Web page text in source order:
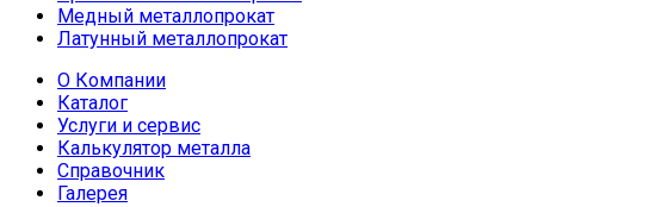
Медный металлопрокат
Латунный металлопрокат
О Компании
Каталог
Услуги и сервис
Калькулятор металла
Справочник
Галерея